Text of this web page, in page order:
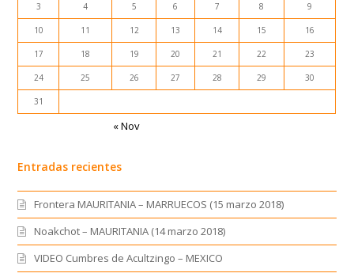
3 4 5 6 7 8 9
10 11 12 13 14 15 16
17 18 19 20 21 22 23
24 25 26 27 28 29 30
31
« Nov
Entradas recientes
Frontera MAURITANIA – MARRUECOS (15 marzo 2018)
Noakchot – MAURITANIA (14 marzo 2018)
VIDEO Cumbres de Acultzingo – MEXICO